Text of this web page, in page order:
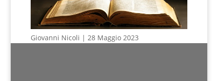
Giovanni Nicoli | 28 Maggio 2023